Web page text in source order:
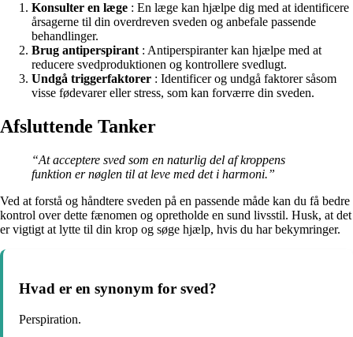
Konsulter en læge : En læge kan hjælpe dig med at identificere
årsagerne til din overdreven sveden og anbefale passende
behandlinger.
Brug antiperspirant : Antiperspiranter kan hjælpe med at
reducere svedproduktionen og kontrollere svedlugt.
Undgå triggerfaktorer : Identificer og undgå faktorer såsom
visse fødevarer eller stress, som kan forværre din sveden.
Afsluttende Tanker
“At acceptere sved som en naturlig del af kroppens
funktion er nøglen til at leve med det i harmoni.”
Ved at forstå og håndtere sveden på en passende måde kan du få bedre
kontrol over dette fænomen og opretholde en sund livsstil. Husk, at det
er vigtigt at lytte til din krop og søge hjælp, hvis du har bekymringer.
Hvad er en synonym for sved?
Perspiration.